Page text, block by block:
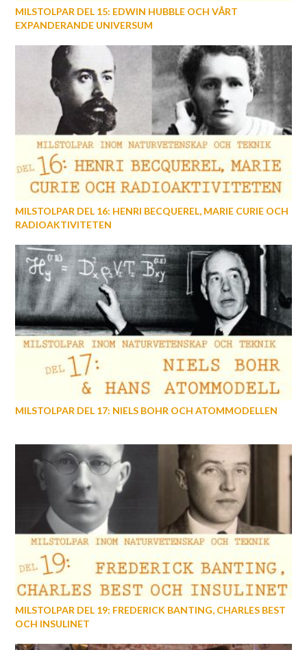
MILSTOLPAR DEL 15: EDWIN HUBBLE OCH VÅRT
EXPANDERANDE UNIVERSUM
MILSTOLPAR DEL 16: HENRI BECQUEREL, MARIE CURIE OCH
RADIOAKTIVITETEN
MILSTOLPAR DEL 17: NIELS BOHR OCH ATOMMODELLEN
MILSTOLPAR DEL 19: FREDERICK BANTING, CHARLES BEST
OCH INSULINET